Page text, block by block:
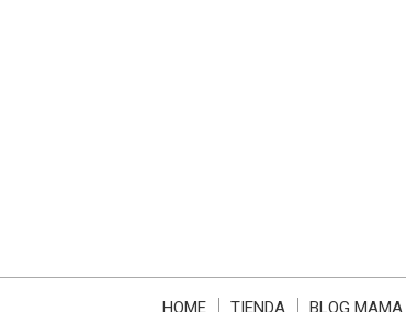
HOME TIENDA BLOG